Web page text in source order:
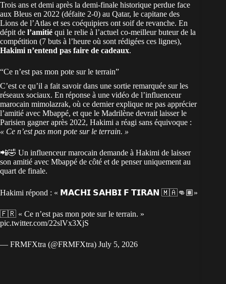
Trois ans et demi après la demi-finale historique perdue face
aux Bleus en 2022 (défaite 2-0) au Qatar, le capitane des
Lions de l’Atlas et ses coéquipiers ont soif de revanche. En
dépit de l’amitié qui le relie à l’actuel co-meilleur buteur de la
compétition (7 buts à l’heure où sont rédigées ces lignes),
Hakimi n’entend pas faire de cadeaux.
“Ce n’est pas mon pote sur le terrain”
C’est ce qu’il a fait savoir dans une sortie remarquée sur les
réseaux sociaux. En réponse à une vidéo de l’influenceur
marocain mimolazrak, où ce dernier explique ne pas apprécier
l’amitié avec Mbappé, et que le Madrilène devrait laisser le
Parisien gagner après 2022, Hakimi a réagi sans équivoque :
« Ce n’est pas mon pote sur le terrain. »
📲🤣 Un influenceur marocain demande à Hakimi de laisser
son amitié avec Mbappé de côté et de penser uniquement au
quart de finale.
Hakimi répond : « 𝗠𝗔𝗖𝗛𝗜 𝗦𝗔𝗛𝗕𝗜 𝗙 𝗧𝗜𝗥𝗔𝗡 🇲🇦👊🏽»
🇫🇷 « Ce n’est pas mon pote sur le terrain. »
pic.twitter.com/22slVx3XjS
— FRMFXtra (@FRMFXtra) July 5, 2026